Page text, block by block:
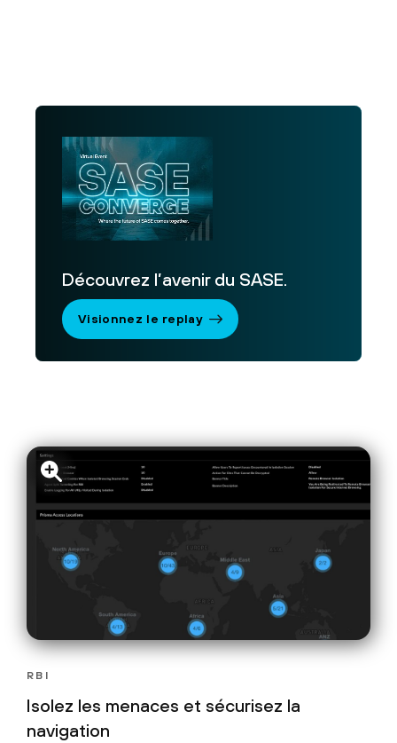
Découvrez l’avenir du SASE.
Visionnez le replay
RBI
Isolez les menaces et sécurisez la
navigation